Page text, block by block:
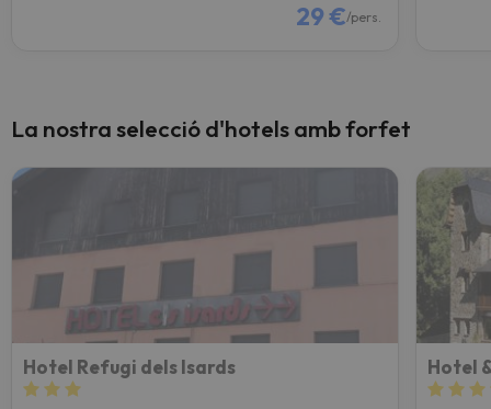
29 €/pers.
La nostra selecció d'hotels amb forfet
Hotel Refugi dels Isards Hotel